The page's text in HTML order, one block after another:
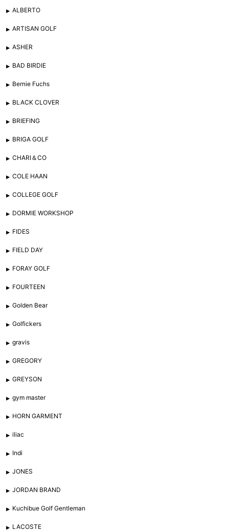
ALBERTO
ARTISAN GOLF
ASHER
BAD BIRDIE
Bernie Fuchs
BLACK CLOVER
BRIEFING
BRIGA GOLF
CHARI＆CO
COLE HAAN
COLLEGE GOLF
DORMIE WORKSHOP
FIDES
FIELD DAY
FORAY GOLF
FOURTEEN
Golden Bear
Golfickers
gravis
GREGORY
GREYSON
gym master
HORN GARMENT
iliac
Indi
JONES
JORDAN BRAND
Kuchibue Golf Gentleman
LACOSTE